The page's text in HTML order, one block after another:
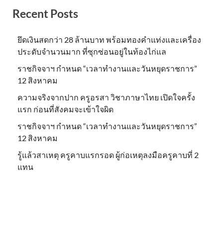
Recent Posts
ยึดเงินสดกว่า 28 ล้านบาท พร้อมทองคำแท่งและเครื่อง
ประดับจำนวนมาก ที่ซุกซ่อนอยู่ในท้องไก่แล
ราชกิจจาฯ กำหนด “เวลาทำงานและวันหยุดราชการ”
12 สิงหาคม
ความจริงจากปาก ครูอรสา วิชาภาษาไทย เปิดใจครั้ง
แรก ก่อนที่สังคมจะเข้าใจผิด
ราชกิจจาฯ กำหนด “เวลาทำงานและวันหยุดราชการ”
12 สิงหาคม
รู้แล้วสาเหตุ ครูคาบแรกรอด ผู้ก่อเหตุลงมือครูคาบที่ 2
แทน